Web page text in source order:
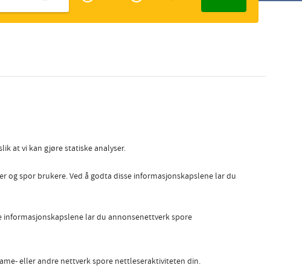
at vi kan gjøre statiske analyser.
spor brukere. Ved å godta disse informasjonskapslene lar du
lar du annonsenettverk spore
eller andre nettverk spore nettleseraktiviteten din.